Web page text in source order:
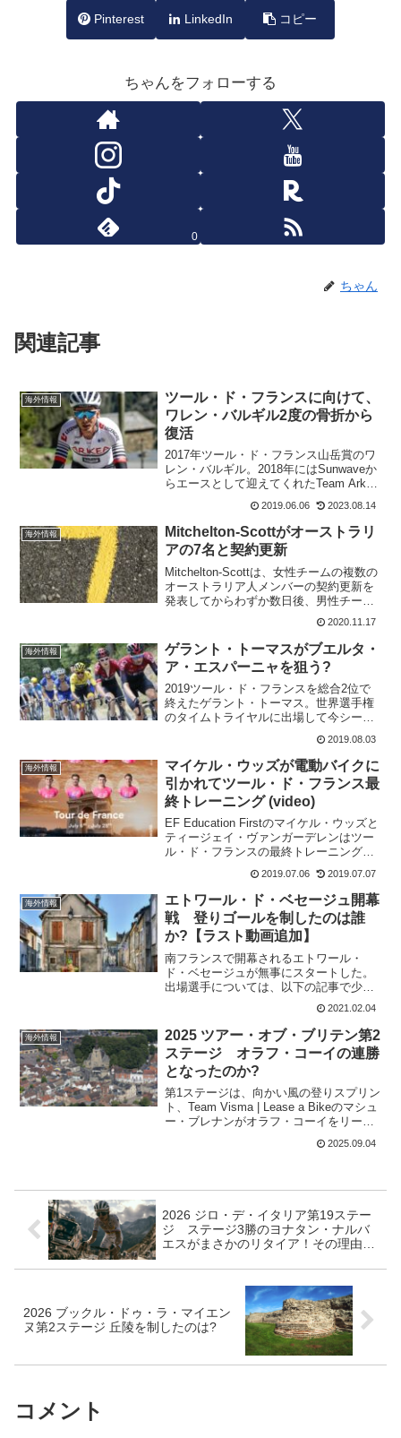
Pinterest LinkedIn コピー
ちゃんをフォローする
0
ちゃん
関連記事
海外情報
ツール・ド・フランスに向けて、
ワレン・バルギル2度の骨折から
復活
2017年ツール・ド・フランス山岳賞のワ
レン・バルギル。2018年にはSunwaveか
らエースとして迎えてくれたTeam Arkéa
Samsicに移籍。バルギルは、ボルタ・
ア・カタルーニャでの大落車で骨折して
以来の復帰レースをすでに行って...
2019.06.06 2023.08.14
海外情報
Mitchelton-Scottがオーストラリ
アの7名と契約更新
Mitchelton-Scottは、女性チームの複数の
オーストラリア人メンバーの契約更新を
発表してからわずか数日後、男性チーム
のオーストラリア人7人の契約更新を発
表。2021年には男性チームのオーストラ
リア人の合計が11人になった。7名の契...
2020.11.17
海外情報
ゲラント・トーマスがブエルタ・
ア・エスパーニャを狙う?
2019ツール・ド・フランスを総合2位で
終えたゲラント・トーマス。世界選手権
のタイムトライヤルに出場して今シーズ
ブエルタ・ア・エスパーニャのスタート
リストに名前があるではないですか?ゲラ
ント・トーマスがブ...
2019.08.03
海外情報
マイケル・ウッズが電動バイクに
引かれてツール・ド・フランス最
終トレーニング (video)
EF Education Firstのマイケル・ウッズと
ティージェイ・ヴァンガーデレンはツー
ル・ド・フランスの最終トレーニングを
行った。その、トレーニング方法が面白
い!なんと、元プロのティム・ジョンソン
が電動バイクで前を引いてアシストして
い...
2019.07.06 2019.07.07
海外情報
エトワール・ド・ベセージュ開幕
戦 登りゴールを制したのは誰
か?【ラスト動画追加】
南フランスで開幕されるエトワール・
ド・ベセージュが無事にスタートした。
出場選手については、以下の記事で少し
書いているので参考までに。全部で5ステ
ージで行なわれる欧州最初のステージレ
ースを制するのは誰だろう。第1ステージ
から追ってみよう。St...
2021.02.04
海外情報
2025 ツアー・オブ・ブリテン第2
ステージ オラフ・コーイの連勝
となったのか?
第1ステージは、向かい風の登りスプリン
ト、Team Visma | Lease a Bikeのマシュ
ー・ブレナンがオラフ・コーイをリード
アウト。早がけしたDecathlon AG2R La
Mondiale Teamのトルド・グドメスタッ
2025.09.04
2026 ジロ・デ・イタリア第19ステー
ジ ステージ3勝のヨナタン・ナルバ
エスがまさかのリタイア！その理由と
2026 ブックル・ドゥ・ラ・マイエン
ヌ第2ステージ 丘陵を制したのは?
コメント